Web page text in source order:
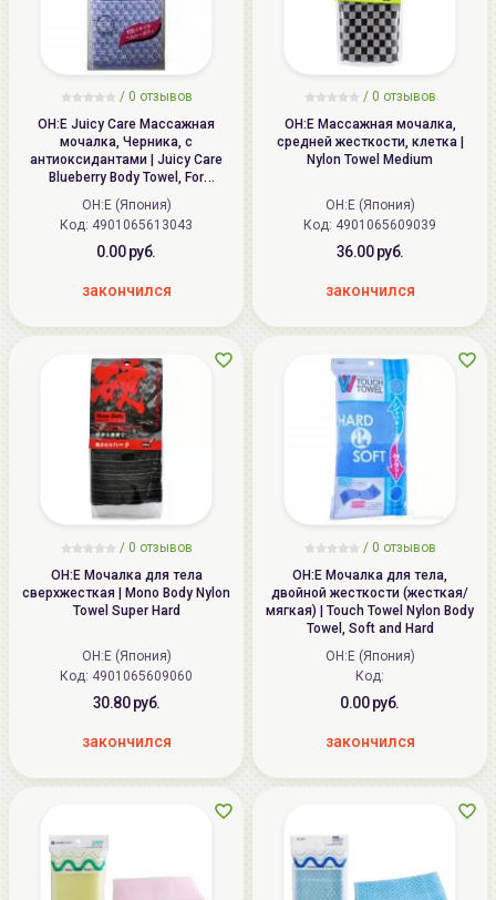
/ 0 отзывов
OH:E Juicy Care Массажная
мочалка, Черника, с
антиоксидантами | Juicy Care
Blueberry Body Towel, For
Antioxidation
OH:E (Япония)
Код: 4901065613043
0.00 руб.
закончился
/ 0 отзывов
OH:E Массажная мочалка,
средней жесткости, клетка |
Nylon Towel Medium
OH:E (Япония)
Код: 4901065609039
36.00 руб.
закончился
/ 0 отзывов
OH:E Мочалка для тела
сверхжесткая | Mono Body Nylon
Towel Super Hard
OH:E (Япония)
Код: 4901065609060
30.80 руб.
закончился
/ 0 отзывов
OH:E Мочалка для тела,
двойной жесткости (жесткая/
мягкая) | Touch Towel Nylon Body
Towel, Soft and Hard
OH:E (Япония)
Код:
0.00 руб.
закончился